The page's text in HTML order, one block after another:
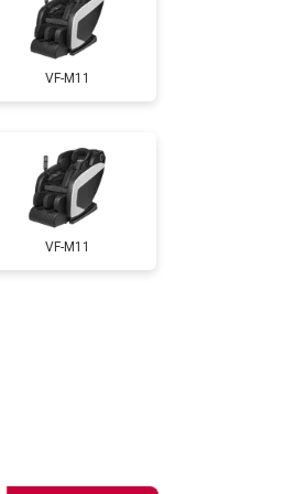
Заказать
Заказать
Заказать
Заказать
Заказать
VF-M11
VF-M11